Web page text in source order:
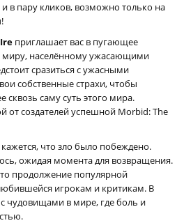
в пару кликов, возможно только на
приглашает вас в пугающее
миру, населённому ужасающими
сразиться с ужасными
собственные страхи, чтобы
сквозь саму суть этого мира.
от создателей успешной Morbid: The
что зло было побеждено.
ожидая момента для возвращения.
продолжение популярной
игрокам и критикам. В
с чудовищами в мире, где боль и